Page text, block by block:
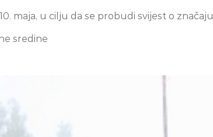
maja, u cilju da se probudi svijest o
sredine